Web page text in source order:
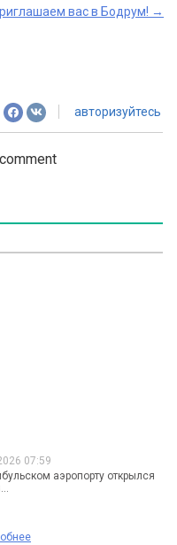
вас в Бодрум! →
авторизуйтесь
07:59
аэропорту открылся